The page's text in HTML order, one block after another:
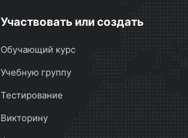
Участвовать или создать
Обучающий курс
Учебную группу
Тестирование
Викторину